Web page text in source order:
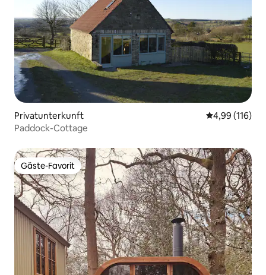
Privatunterkunft
4,99 (116)
Paddock-Cottage
Gäste-Favorit
Gäste-Favorit